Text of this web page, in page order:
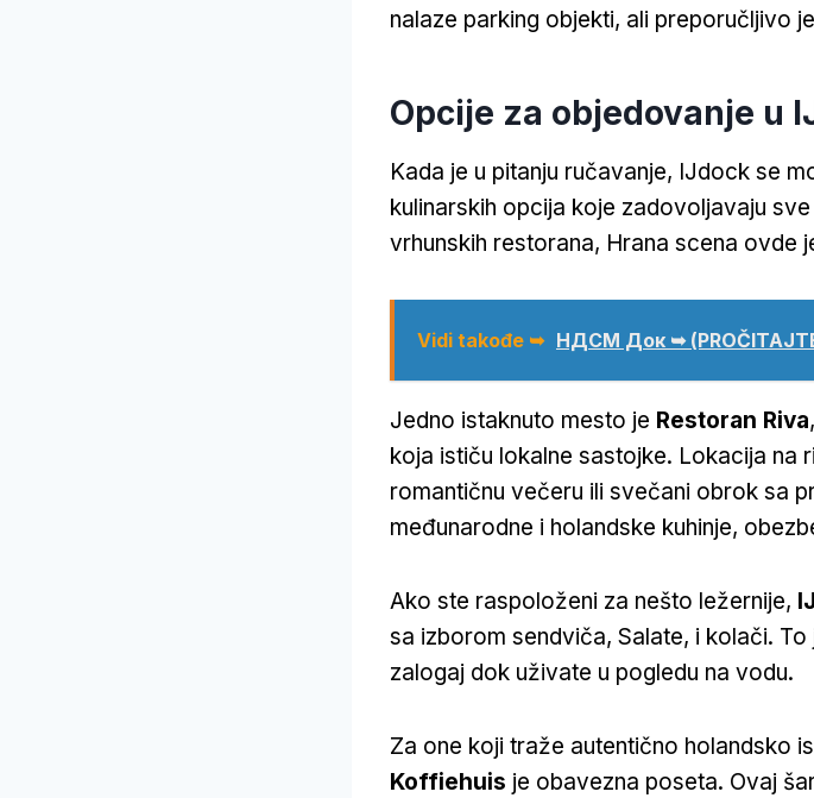
nalaze parking objekti, ali preporučljivo
Opcije za objedovanje u
Kada je u pitanju ručavanje, IJdock se
kulinarskih opcija koje zadovoljavaju
vrhunskih restorana, Hrana scena ovde
Vidi takođe ➥ НДСМ Док ➥ (PROČITAJTE
Jedno istaknuto mesto je Restoran Riva
koja ističu lokalne sastojke. Lokacija na
romantičnu večeru ili svečani obrok sa
međunarodne i holandske kuhinje,
Ako ste raspoloženi za nešto ležernije,
sa izborom sendviča, Salate, i kolači.
zalogaj dok uživate u pogledu na vodu.
Za one koji traže autentično holandsko
Koffiehuis je obavezna poseta. Ovaj